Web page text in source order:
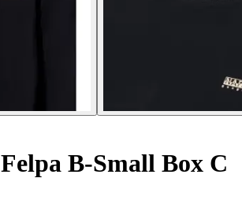
Felpa B-Small Box C